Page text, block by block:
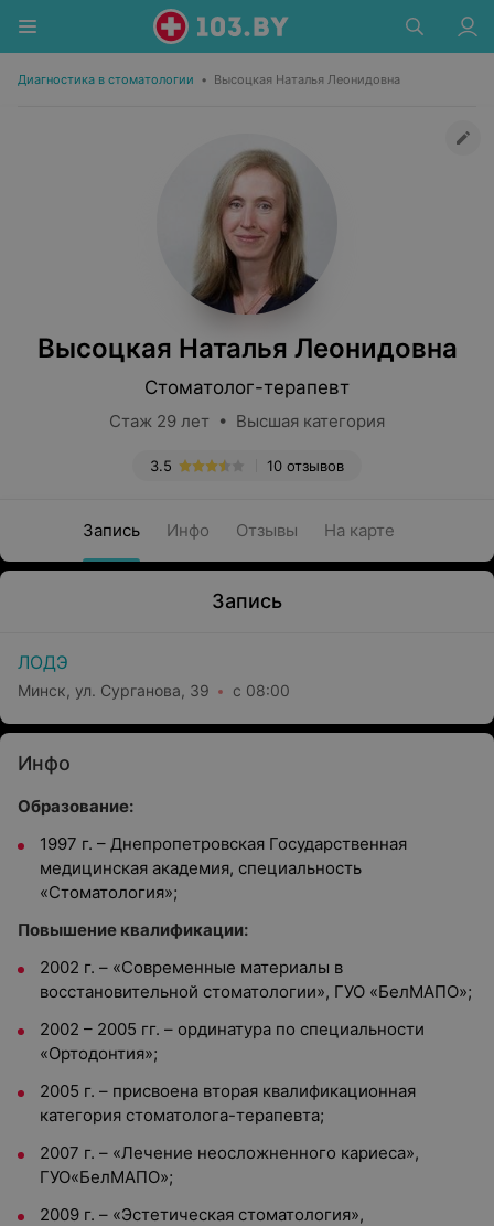
Диагностика в стоматологии • Высоцкая Наталья Леонидовна
Высоцкая Наталья Леонидовна
Стоматолог-терапевт
Стаж 29 лет • Высшая категория
10 отзывов
3.5
Запись Инфо Отзывы На карте
Запись
ЛОДЭ
Минск, ул. Сурганова, 39 с 08:00
Инфо
Образование:
1997 г. – Днепропетровская Государственная
медицинская академия, специальность
«Стоматология»;
Повышение квалификации:
2002 г. – «Современные материалы в
восстановительной стоматологии», ГУО «БелМАПО»;
2002 – 2005 гг. – ординатура по специальности
«Ортодонтия»;
2005 г. – присвоена вторая квалификационная
категория стоматолога-терапевта;
2007 г. – «Лечение неосложненного кариеса»,
ГУО«БелМАПО»;
2009 г. – «Эстетическая стоматология»,